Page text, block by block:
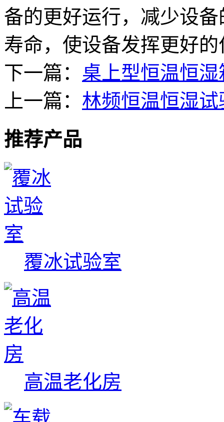
备的更好运行，减少设
寿命，使设备发挥更好的
下一篇： 桌上型恒温恒
上一篇： 林频恒温恒湿
推荐产品
覆冰试验室
高温老化房